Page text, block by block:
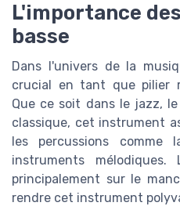
L'importance
basse
Dans l'univers de la
crucial en tant que pilier
Que ce soit dans le jazz,
classique, cet instrument
les percussions
instruments
principalement sur le
rendre cet instrument